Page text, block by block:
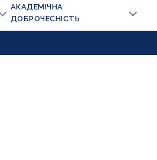
АКАДЕМІЧНА
ДОБРОЧЕСНІСТЬ